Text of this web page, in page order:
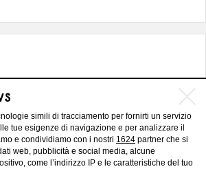
lancia il guanto di
simili di tracciamento per fornirti un servizio
tue esigenze di navigazione e per analizzare il
e condividiamo con i nostri 1624 partner che si
web, pubblicità e social media, alcune
come l’indirizzo IP e le caratteristiche del tuo